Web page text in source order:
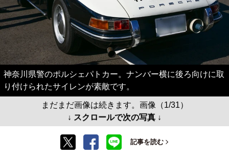
神奈川県警のポルシェパトカー。ナンバー横に後ろ向けに取
り付けられたサイレンが素敵です。
まだまだ画像は続きます。画像（1/31）
↓ スクロールで次の写真 ↓
記事を読む